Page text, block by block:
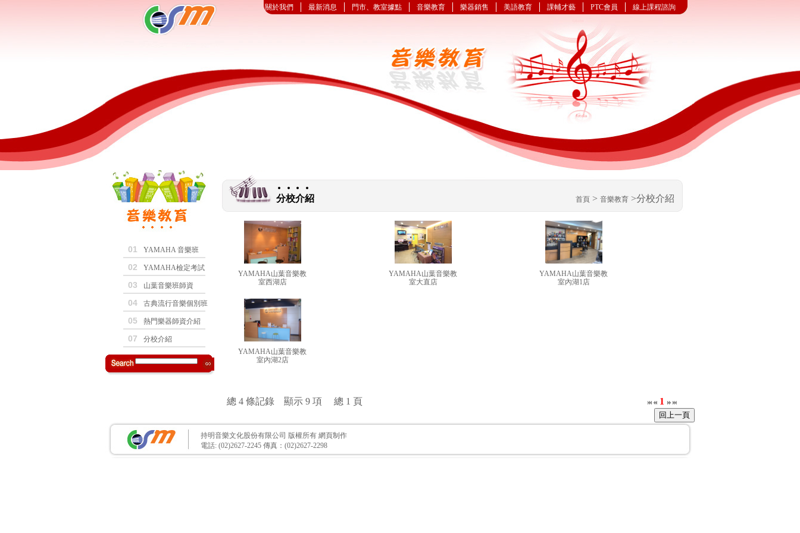
關於我們 最新消息 門市、教室據點 音樂教育 樂器銷售 美語教育 課輔才藝 PTC會員 線上課程諮詢
01 YAMAHA 音樂班
02 YAMAHA檢定考試
03 山葉音樂班師資
04 古典流行音樂個別班
05 熱門樂器師資介紹
07 分校介紹
分校介紹 首頁 > 音樂教育 >分校介紹
YAMAHA山葉音樂教
室西湖店
YAMAHA山葉音樂教
室大直店
YAMAHA山葉音樂教
室內湖1店
YAMAHA山葉音樂教
室內湖2店
總 4 條記錄 顯示 9 項 總 1 頁 1
持明音樂文化股份有限公司 版權所有 網頁制作
電話: (02)2627-2245 傳真：(02)2627-2298